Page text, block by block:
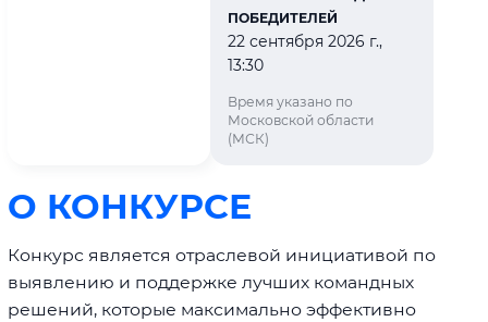
О КОНКУРСЕ
Конкурс является отраслевой инициативой по
выявлению и поддержке лучших командных
решений, которые максимально эффективно
ПОБЕДИТЕЛЕЙ
22 сентября 2026 г.,
13:30
Время указано по
Московской области
(МСК)